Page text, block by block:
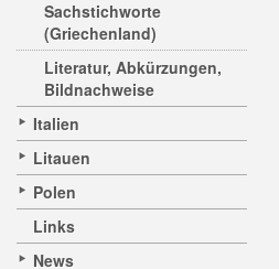
Sachstichworte
(Griechenland)
Literatur, Abkürzungen,
Bildnachweise
Italien
Litauen
Polen
Links
News